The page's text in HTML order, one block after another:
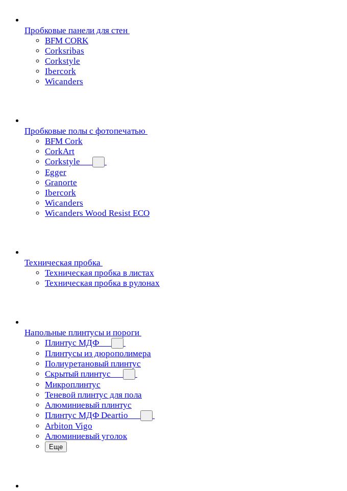
Пробковые панели для стен
BFM CORK
Corksribas
Corkstyle
Ibercork
Wicanders
Пробковые полы с фотопечатью
BFM Cork
CorkArt
Corkstyle
Egger
Granorte
Ibercork
Wicanders
Wicanders Wood Resist ECO
Техническая пробка
Техническая пробка в листах
Техническая пробка в рулонах
Напольные плинтусы и пороги
Плинтус МДФ
Плинтусы из дюрополимера
Полиуретановый плинтус
Скрытый плинтус
Микроплинтус
Теневой плинтус для пола
Алюминиевый плинтус
Плинтус МДФ Deartio
Arbiton Vigo
Алюминиевый уголок
Еще